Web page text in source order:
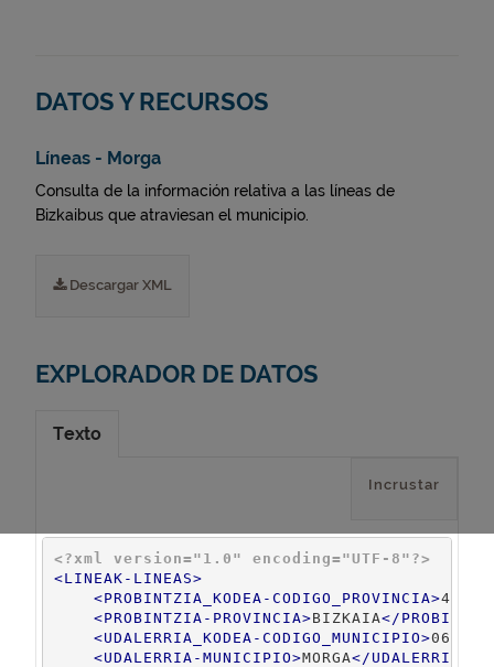
DATOS Y RECURSOS
Líneas - Morga
Consulta de la información relativa a las líneas de
Bizkaibus que atraviesan el municipio.
Descargar XML
EXPLORADOR DE DATOS
Texto
Incrustar
<?xml version="1.0" encoding="UTF-8"?>
<LINEAK-LINEAS>
<PROBINTZIA_KODEA-CODIGO_PROVINCIA>48
<PROBINTZIA-PROVINCIA>BIZKAIA</
<UDALERRIA_KODEA-CODIGO_MUNICIPIO>066
<UDALERRIA-MUNICIPIO>MORGA</ UDALERRIA-